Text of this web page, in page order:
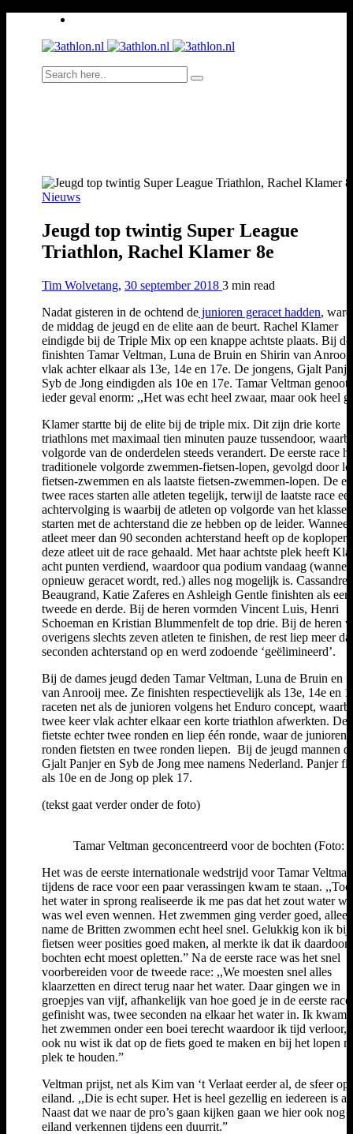
Nieuws
Jeugd top twintig Super League
Triathlon, Rachel Klamer 8e
Tim Wolvetang, 30 september 2018 3 min read
Nadat gisteren in de ochtend de junioren geracet hadden,
de middag de jeugd en de elite aan de beurt. Rachel Klamer
eindigde bij de Triple Mix op een knappe achtste plaats. Bij
finishten Tamar Veltman, Luna de Bruin en Shirin van
vlak achter elkaar als 13e, 14e en 17e. De jongens, Gjalt
Syb de Jong eindigden als 10e en 17e. Tamar Veltman genoot
ieder geval enorm: ,,Het was echt heel zwaar, maar ook heel
Klamer startte bij de elite bij de triple mix. Dit zijn drie korte
triathlons met maximaal tien minuten pauze tussendoor,
volgorde van de onderdelen steeds verandert. De eerste race
traditionele volgorde zwemmen-fietsen-lopen, gevolgd door
fietsen-zwemmen en als laatste fietsen-zwemmen-lopen. De
twee races starten alle atleten tegelijk, terwijl de laatste race
achtervolging is waarbij de atleten op volgorde van het
starten met de achterstand die ze hebben op de leider.
atleet meer dan 90 seconden achterstand heeft op de
deze atleet uit de race gehaald. Met haar achtste plek heeft
acht punten verdiend, waardoor qua podium vandaag
opnieuw geracet wordt, red.) alles nog mogelijk is. Cassandre
Beaugrand, Katie Zaferes en Ashleigh Gentle finishten als
tweede en derde. Bij de heren vormden Vincent Luis, Henri
Schoeman en Kristian Blummenfelt de top drie. Bij de heren
overigens slechts zeven atleten te finishen, de rest liep meer
seconden achterstand op en werd zodoende ‘geëlimineerd’.
Bij de dames jeugd deden Tamar Veltman, Luna de Bruin en
van Anrooij mee. Ze finishten respectievelijk als 13e, 14e en
raceten net als de junioren volgens het Enduro concept,
twee keer vlak achter elkaar een korte triathlon afwerkten. De
fietste echter twee ronden en liep één ronde, waar de junioren
ronden fietsten en twee ronden liepen. Bij de jeugd mannen
Gjalt Panjer en Syb de Jong mee namens Nederland. Panjer
als 10e en de Jong op plek 17.
(tekst gaat verder onder de foto)
Tamar Veltman geconcentreerd voor de bochten (Foto:
Het was de eerste internationale wedstrijd voor Tamar
tijdens de race voor een paar verassingen kwam te staan.
het water in sprong realiseerde ik me pas dat het zout water
was wel even wennen. Het zwemmen ging verder goed,
name de Britten zwommen echt heel snel. Gelukkig kon ik bij
fietsen weer posities goed maken, al merkte ik dat ik daardoor
bochten echt moest opletten.” Na de eerste race was het snel
voorbereiden voor de tweede race: ,,We moesten snel alles
klaarzetten en direct terug naar het water. Daar gingen we in
groepjes van vijf, afhankelijk van hoe goed je in de eerste race
gefinisht was, twee seconden na elkaar het water in. Ik kwam
het zwemmen onder een boei terecht waardoor ik tijd verloor,
ook nu wist ik dat op de fiets goed te maken en bij het lopen
plek te houden.”
Veltman prijst, net als Kim van ‘t Verlaat eerder al, de sfeer op
eiland. ,,Die is echt super. Het is heel gezellig en iedereen is
Naast dat we naar de pro’s gaan kijken gaan we hier ook nog
eiland verkennen tijdens een duurrit.”